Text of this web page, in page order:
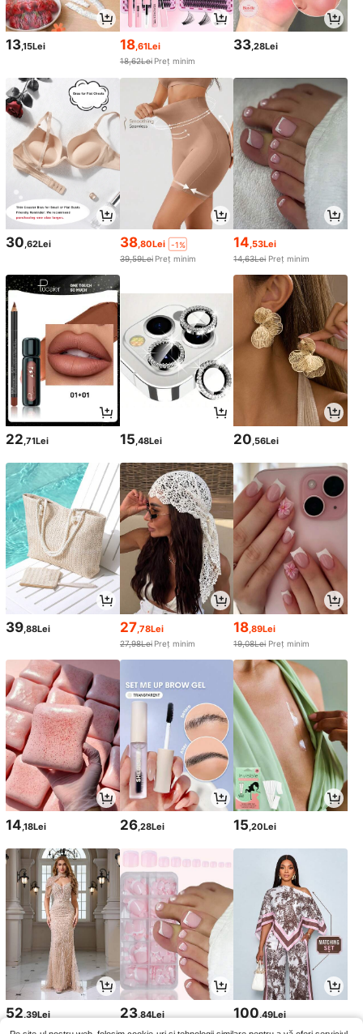
13,15Lei 18,61Lei
18,62Lei Preț minim
33,28Lei
30 ,62Lei 38,80Lei
-1%
39,59Lei Preț minim
14 ,53Lei
14,63Lei Preț minim
22,71Lei 15,48Lei 20,56Lei
39,88Lei 27,78Lei
27,98Lei Preț minim
18,89Lei
19,08Lei Preț minim
14 ,18Lei 26,28Lei 15 ,20Lei
52,39Lei 23,84Lei 100,49Lei